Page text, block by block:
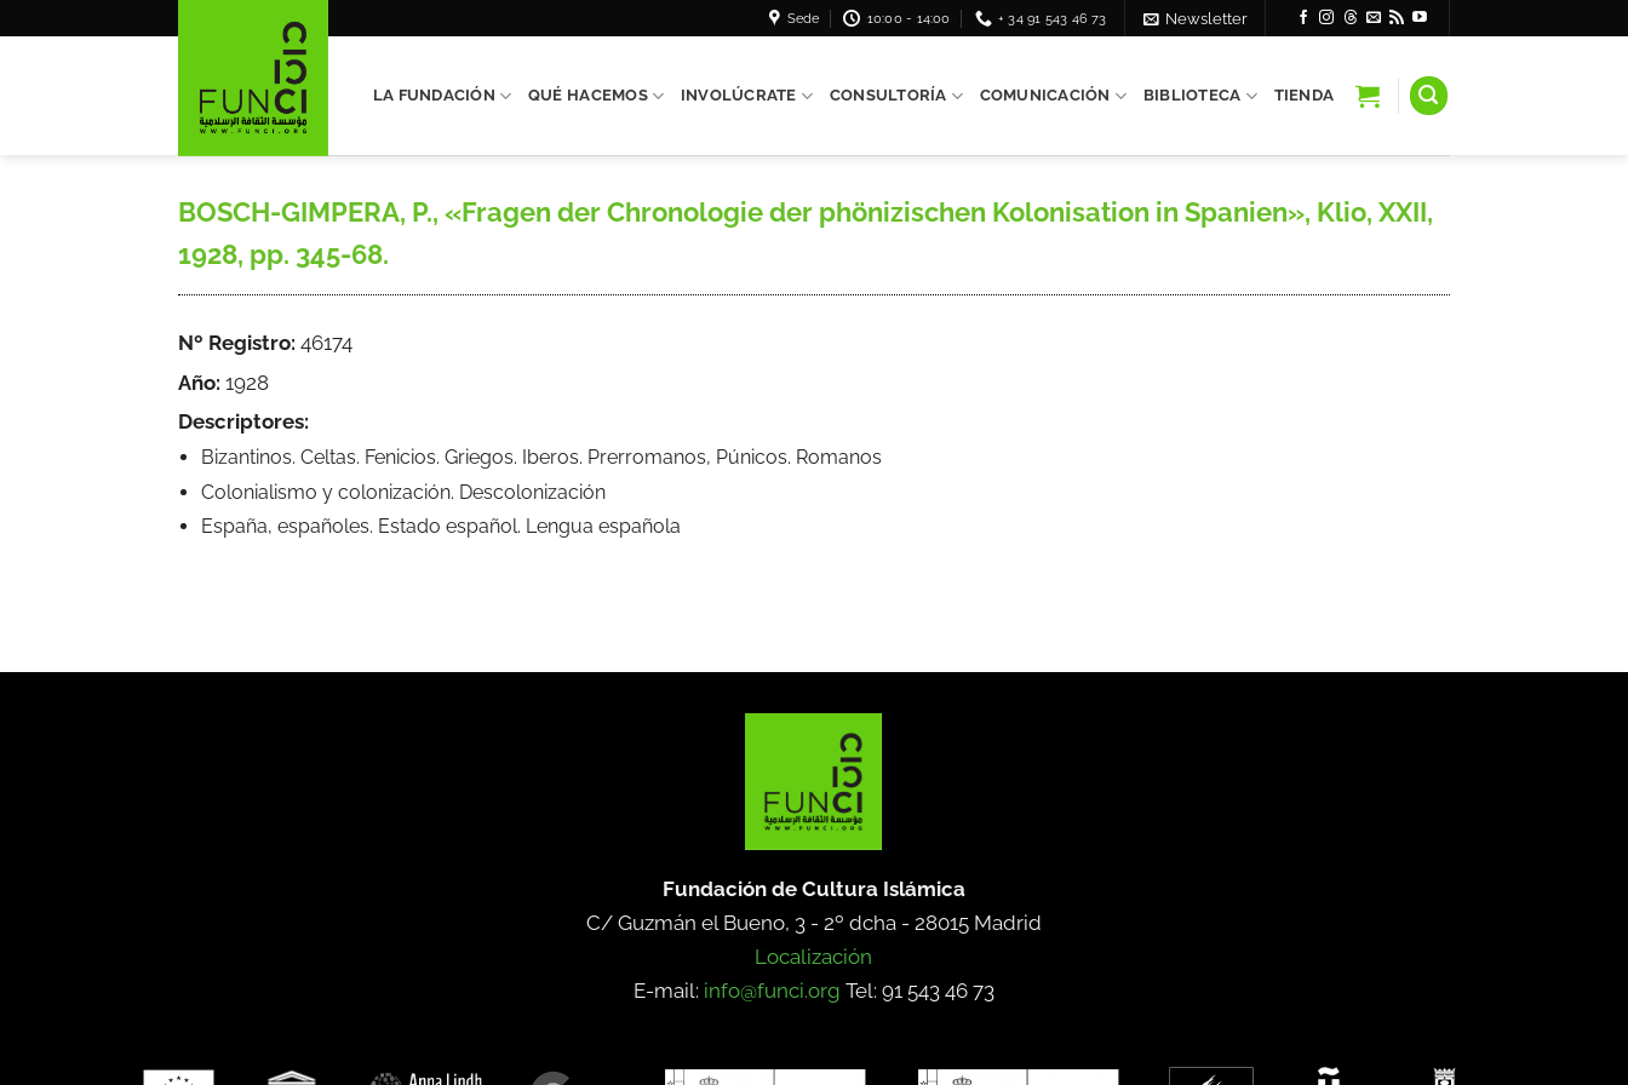
Sede 10:00 - 14:00 + 34 91 543 46 73 Newsletter
LA FUNDACIÓN QUÉ HACEMOS INVOLÚCRATE CONSULTORÍA COMUNICACIÓN BIBLIOTECA TIENDA
BOSCH-GIMPERA, P., «Fragen der Chronologie der phönizischen Kolonisation in Spanien», Klio, XXII,
1928, pp. 345-68.
Nº Registro: 46174
Año: 1928
Descriptores:
Bizantinos. Celtas. Fenicios. Griegos. Iberos. Prerromanos, Púnicos. Romanos
Colonialismo y colonización. Descolonización
España, españoles. Estado español. Lengua española
Fundación de Cultura Islámica
C/ Guzmán el Bueno, 3 - 2º dcha - 28015 Madrid
Localización
E-mail: info@funci.org Tel: 91 543 46 73